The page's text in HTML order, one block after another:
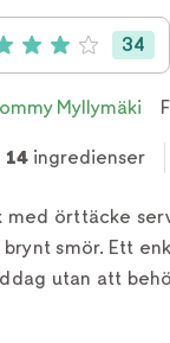
4 av 5 (34 röster)
34
Myllymäki
14 ingredienser
med örttäcke
brynt smör. Ett
utan att